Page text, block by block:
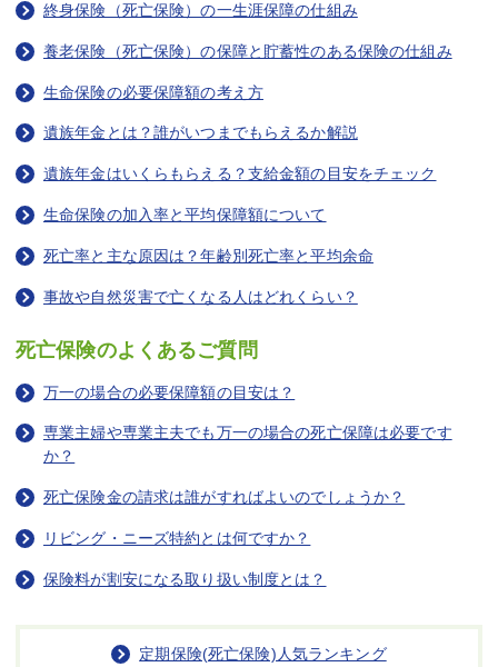
終身保険（死亡保険）の一生涯保障の仕組み
養老保険（死亡保険）の保障と貯蓄性のある保険の仕組み
生命保険の必要保障額の考え方
遺族年金とは？誰がいつまでもらえるか解説
遺族年金はいくらもらえる？支給金額の目安をチェック
生命保険の加入率と平均保障額について
死亡率と主な原因は？年齢別死亡率と平均余命
事故や自然災害で亡くなる人はどれくらい？
死亡保険のよくあるご質問
万一の場合の必要保障額の目安は？
専業主婦や専業主夫でも万一の場合の死亡保障は必要です
か？
死亡保険金の請求は誰がすればよいのでしょうか？
リビング・ニーズ特約とは何ですか？
保険料が割安になる取り扱い制度とは？
定期保険(死亡保険)人気ランキング